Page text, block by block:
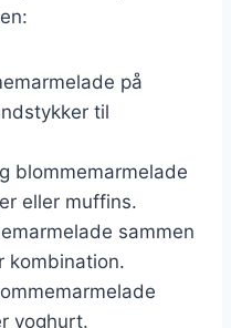
på
til
blommemarmelade
eller muffins.
sammen
kombination.
yoghurt.